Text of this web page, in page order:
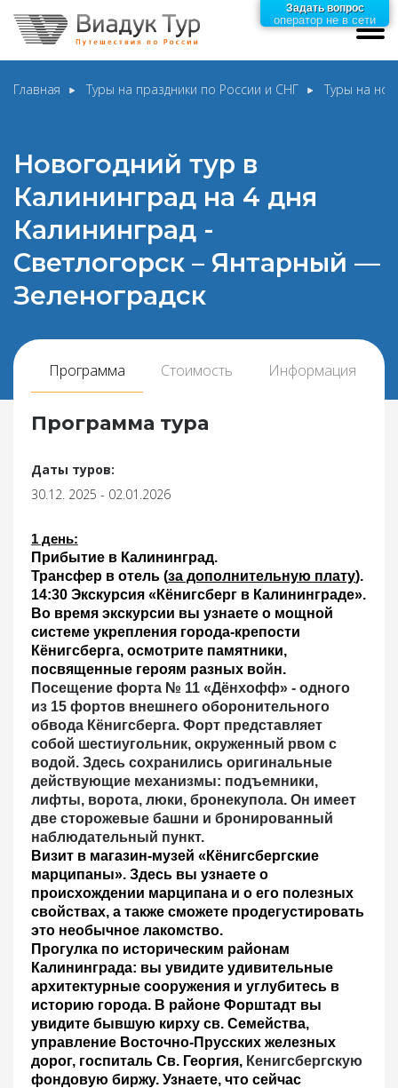
Главная Туры на праздники по России и СНГ Туры на
Новогодний тур в
Калининград на 4 дня
Калининград -
Светлогорск – Янтарный —
Зеленоградск
Программа Стоимость Информация
Программа тура
Даты туров:
30.12. 2025 - 02.01.2026
1 день:
Прибытие в Калининград.
Трансфер в отель (за дополнительную плату).
14:30 Экскурсия «Кёнигсберг в Калининграде».
Во время экскурсии вы узнаете о мощной
системе укрепления города-крепости
Кёнигсберга, осмотрите памятники,
посвященные героям разных войн.
Посещение форта № 11 «Дёнхофф» - одного
из 15 фортов внешнего оборонительного
обвода Кёнигсберга. Форт представляет
собой шестиугольник, окруженный рвом с
водой. Здесь сохранились оригинальные
действующие механизмы: подъемники,
лифты, ворота, люки, бронекупола. Он имеет
две сторожевые башни и бронированный
наблюдательный пункт.
Визит в магазин-музей «Кёнигсбергские
марципаны». Здесь вы узнаете о
происхождении марципана и о его полезных
свойствах, а также сможете продегустировать
это необычное лакомство.
Прогулка по историческим районам
Калининграда: вы увидите удивительные
архитектурные сооружения и углубитесь в
историю города. В районе Форштадт вы
увидите бывшую кирху св. Семейства,
управление Восточно-Прусских железных
дорог, госпиталь Св. Георгия, Кенигсбергскую
фондовую биржу. Узнаете, что сейчас
Задать вопрос
оператор не в сети